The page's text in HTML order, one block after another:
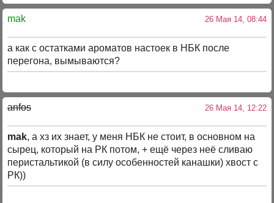
mak 26 Мая 14, 08:44
а как с остатками ароматов настоек в НБК после
перегона, вымываются?
anfos 26 Мая 14, 12:22
mak, а хз их знает, у меня НБК не стоит, в основном на
сырец, который на РК потом, + ещё через неё сливаю
перистальтикой (в силу особенностей канашки) хвост с
РК))